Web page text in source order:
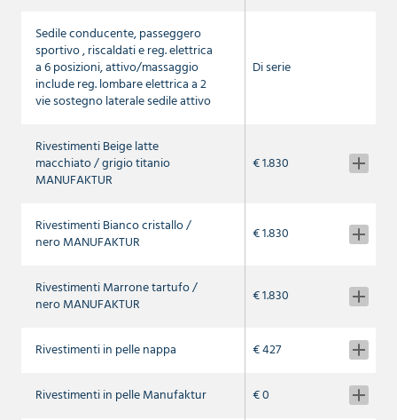
Sedile conducente, passeggero
sportivo , riscaldati e reg. elettrica
a 6 posizioni, attivo/massaggio
include reg. lombare elettrica a 2
vie sostegno laterale sedile attivo
Di serie
Rivestimenti Beige latte
macchiato / grigio titanio
MANUFAKTUR
€ 1.830
Rivestimenti Bianco cristallo /
nero MANUFAKTUR
€ 1.830
Rivestimenti Marrone tartufo /
nero MANUFAKTUR
€ 1.830
Rivestimenti in pelle nappa € 427
Rivestimenti in pelle Manufaktur € 0